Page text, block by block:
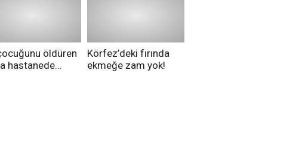
öldüren
hastanede
Körfez’deki fırında
ekmeğe zam yok!